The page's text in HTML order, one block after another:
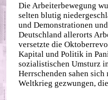
Die Arbeiterbewegung
selten blutig
und Demonstrationen
Deutschland allerorts
versetzte die
Kapital und Politik in
sozialistischen Umsturz
Herrschenden sahen sich
Weltkrieg gezwungen,